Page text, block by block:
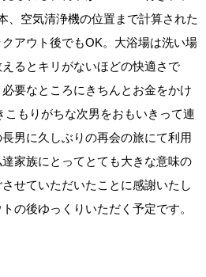
、空気清浄機の位置まで計算された
アウト後でもOK。大浴場は洗い場
るとキリがないほどの快適さで
要なところにきちんとお金をかけ
もりがちな次男をおもいきって連
男に久しぶりの再会の旅にて利用
家族にとってとても大きな意味の
せていただいたことに感謝いたし
の後ゆっくりいただく予定です。